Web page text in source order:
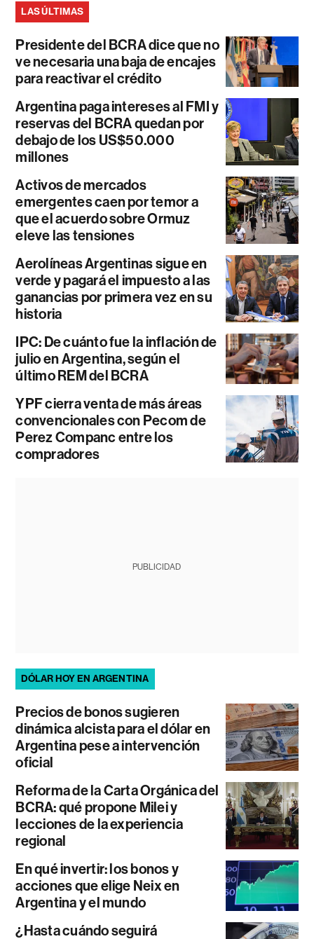
LAS ÚLTIMAS
Presidente del BCRA dice que no
ve necesaria una baja de encajes
para reactivar el crédito
Argentina paga intereses al FMI y
reservas del BCRA quedan por
debajo de los US$50.000
millones
Activos de mercados
emergentes caen por temor a
que el acuerdo sobre Ormuz
eleve las tensiones
Aerolíneas Argentinas sigue en
verde y pagará el impuesto a las
ganancias por primera vez en su
historia
IPC: De cuánto fue la inflación de
julio en Argentina, según el
último REM del BCRA
YPF cierra venta de más áreas
convencionales con Pecom de
Perez Companc entre los
compradores
PUBLICIDAD
DÓLAR HOY EN ARGENTINA
Precios de bonos sugieren
dinámica alcista para el dólar en
Argentina pese a intervención
oficial
Reforma de la Carta Orgánica del
BCRA: qué propone Milei y
lecciones de la experiencia
regional
En qué invertir: los bonos y
acciones que elige Neix en
Argentina y el mundo
¿Hasta cuándo seguirá